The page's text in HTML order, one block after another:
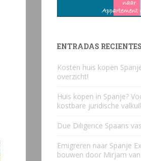
ENTRADAS RECIENTES
Kosten huis kopen
overzicht!
Huis kopen in Spanje?
kostbare juridische
Due Diligence Spaans
Emigreren naar Spanje
bouwen door Mirjam